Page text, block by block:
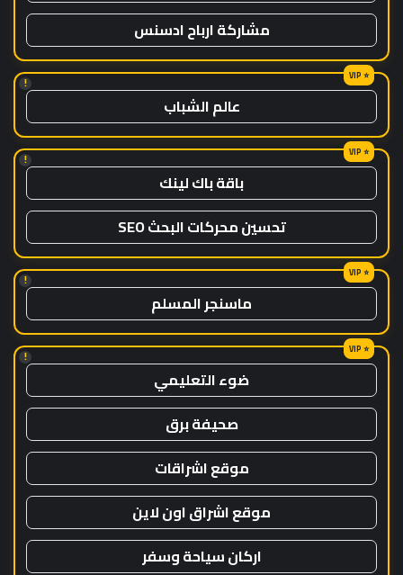
مشاركة ارباح ادسنس
!
عالم الشباب
!
باقة باك لينك
تحسين محركات البحث SEO
!
ماسنجر المسلم
!
ضوء التعليمي
صحيفة برق
موقع اشراقات
موقع اشراق اون لاين
اركان سياحة وسفر